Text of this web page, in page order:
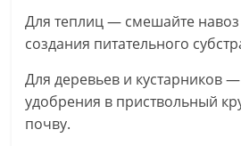
Для теплиц — смешайте навоз
создания питательного
Для деревьев и кустарников —
удобрения в приствольный
почву.